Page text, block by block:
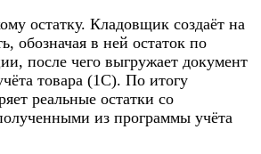
остатку. Кладовщик создаёт на
обозначая в ней остаток по
после чего выгружает документ
товара (1С). По итогу
реальные остатки со
из программы учёта